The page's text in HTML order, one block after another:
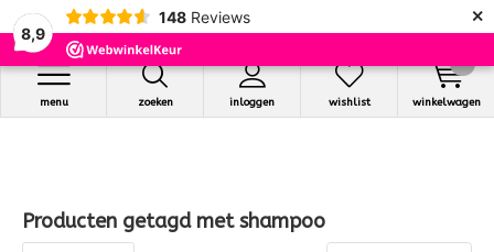
8,9
148 Reviews ×
zoeken inloggen
menu wishlist winkelwagen
Producten getagd met shampoo